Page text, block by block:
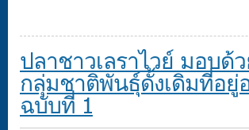
ปลาชาวเลราไวย์ มอบด้
กลุ่มชาติพันธุ์ดั้งเดิมที่อ
ฉบับที่ 1